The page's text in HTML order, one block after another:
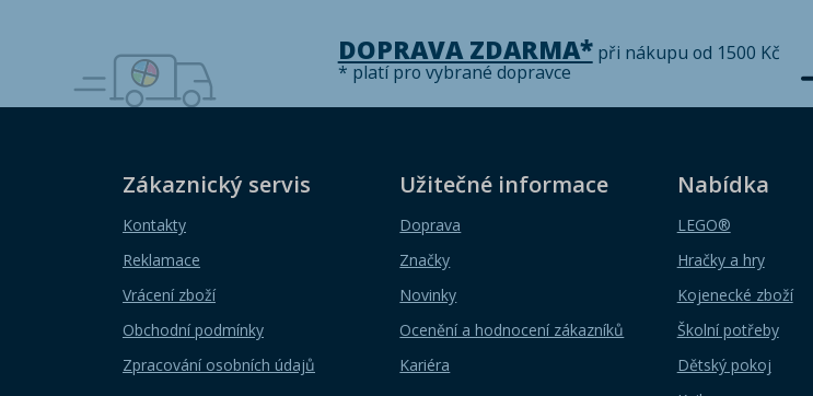
DOPRAVA ZDARMA*při nákupu od 1500 Kč
* platí pro vybrané dopravce
Zákaznický servis
Kontakty
Reklamace
Vrácení zboží
Obchodní podmínky
Zpracování osobních údajů
Užitečné informace
Doprava
Značky
Novinky
Ocenění a hodnocení zákazníků
Kariéra
Nabídka
LEGO®
Hračky a hry
Kojenecké zboží
Školní potřeby
Dětský pokoj